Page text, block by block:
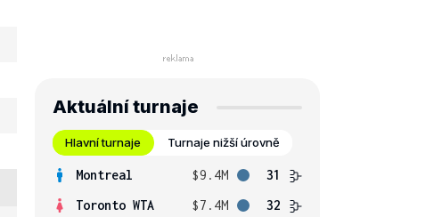
Aktuální turnaje
Hlavní turnaje Turnaje nižší úrovně
Montreal $9.4M
31
Toronto WTA
$7.4M 32